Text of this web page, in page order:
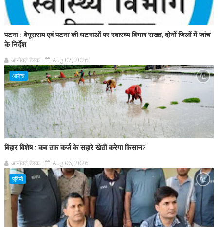
पटना : बेगूसराय एवं पटना की घटनाओं पर स्वास्थ्य विभाग सख्त, दोनों जिलों में जांच
के निर्देश
आर्यावर्त डेस्क Aug 07, 2026
आलेख
बिहार विशेष : कब तक कर्ज के सहारे खेती करेगा किसान?
आर्यावर्त डेस्क Aug 06, 2026
पूर्णियाँ